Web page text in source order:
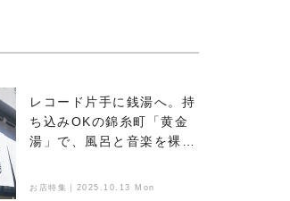
レコード片手に銭湯へ。持
ち込みOKの錦糸町「黄金
湯」で、風呂と音楽を裸で
お店特集｜2025.10.13 Mon